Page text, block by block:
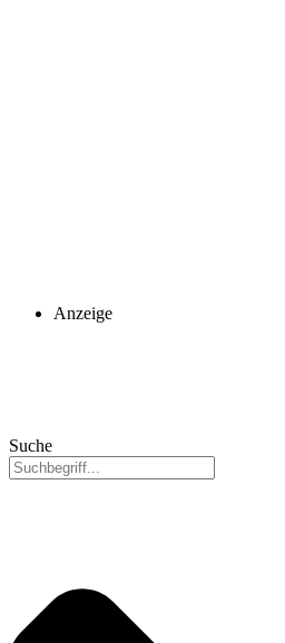
Anzeige
Suche